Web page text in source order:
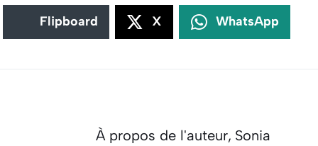
Flipboard X WhatsApp
À propos de l'auteur, Sonia